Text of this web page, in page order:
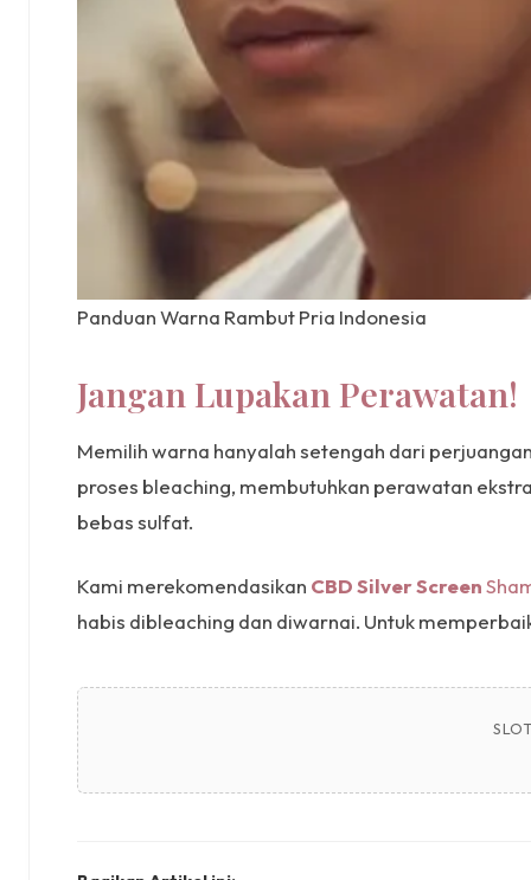
Panduan Warna Rambut Pria Indonesia
Jangan Lupakan Perawatan!
Memilih warna hanyalah setengah dari
proses bleaching, membutuhkan perawatan
bebas sulfat.
Kami merekomendasikan CBD Silver Screen
habis dibleaching dan diwarnai. Untuk